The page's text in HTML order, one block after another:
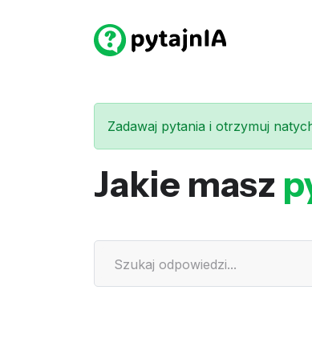
Zadawaj pytania i otrzymuj
Jakie masz